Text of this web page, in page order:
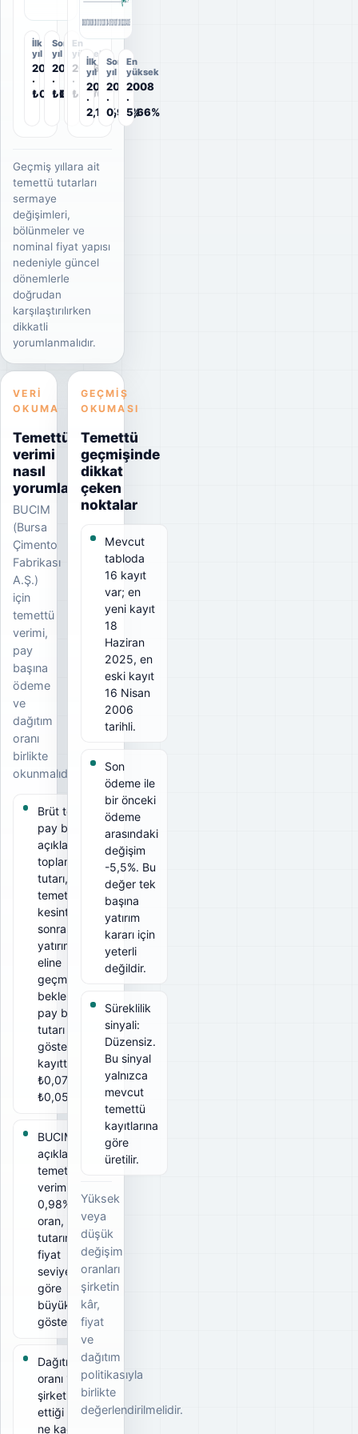
İlk
yıl
2006
·
₺0,50
Son
yıl
2025
·
₺0,0567
En
yüksek
2006
·
₺0,50
2006200720082009201020112012201320142015201620172018202320242025
İlk
yıl
2006
·
2,18%
Son
yıl
2025
·
0,98%
En
yüksek
2008
·
5,66%
Geçmiş yıllara ait
temettü tutarları
sermaye
değişimleri,
bölünmeler ve
nominal fiyat yapısı
nedeniyle güncel
dönemlerle
doğrudan
karşılaştırılırken
dikkatli
yorumlanmalıdır.
VERI
OKUMA
Temettü
verimi
nasıl
yorumlanmalı?
BUCIM
(Bursa
Çimento
Fabrikası
A.Ş.)
için
temettü
verimi,
pay
başına
ödeme
ve
dağıtım
oranı
birlikte
okunmalıdır.
Brüt temettü
pay başına
açıklanan
toplam
tutarı, net
temettü ise
kesintiler
sonrası
yatırımcının
eline
geçmesi
beklenen
pay başına
tutarı
gösterir. Bu
kayıtta brüt
₺0,07, net
₺0,0567.
BUCIM için
açıklanan
temettü
verimi
0,98%. Bu
oran, ödeme
tutarının ilgili
fiyat
seviyesine
göre
büyüklüğünü
gösterir.
Dağıtım
oranı 19%;
şirketin elde
ettiği kârın
ne kadarını
GEÇMIŞ
OKUMASI
Temettü
geçmişinde
dikkat
çeken
noktalar
Mevcut
tabloda
16 kayıt
var; en
yeni kayıt
18
Haziran
2025, en
eski kayıt
16 Nisan
2006
tarihli.
Son
ödeme ile
bir önceki
ödeme
arasındaki
değişim
-5,5%. Bu
değer tek
başına
yatırım
kararı için
yeterli
değildir.
Süreklilik
sinyali:
Düzensiz.
Bu sinyal
yalnızca
mevcut
temettü
kayıtlarına
göre
üretilir.
Yüksek
veya
düşük
değişim
oranları
şirketin
kâr,
fiyat
ve
dağıtım
politikasıyla
birlikte
değerlendirilmelidir.